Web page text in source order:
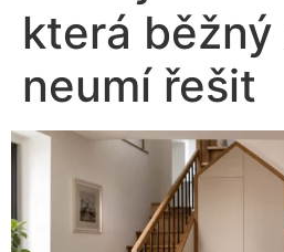
která
neumí řešit